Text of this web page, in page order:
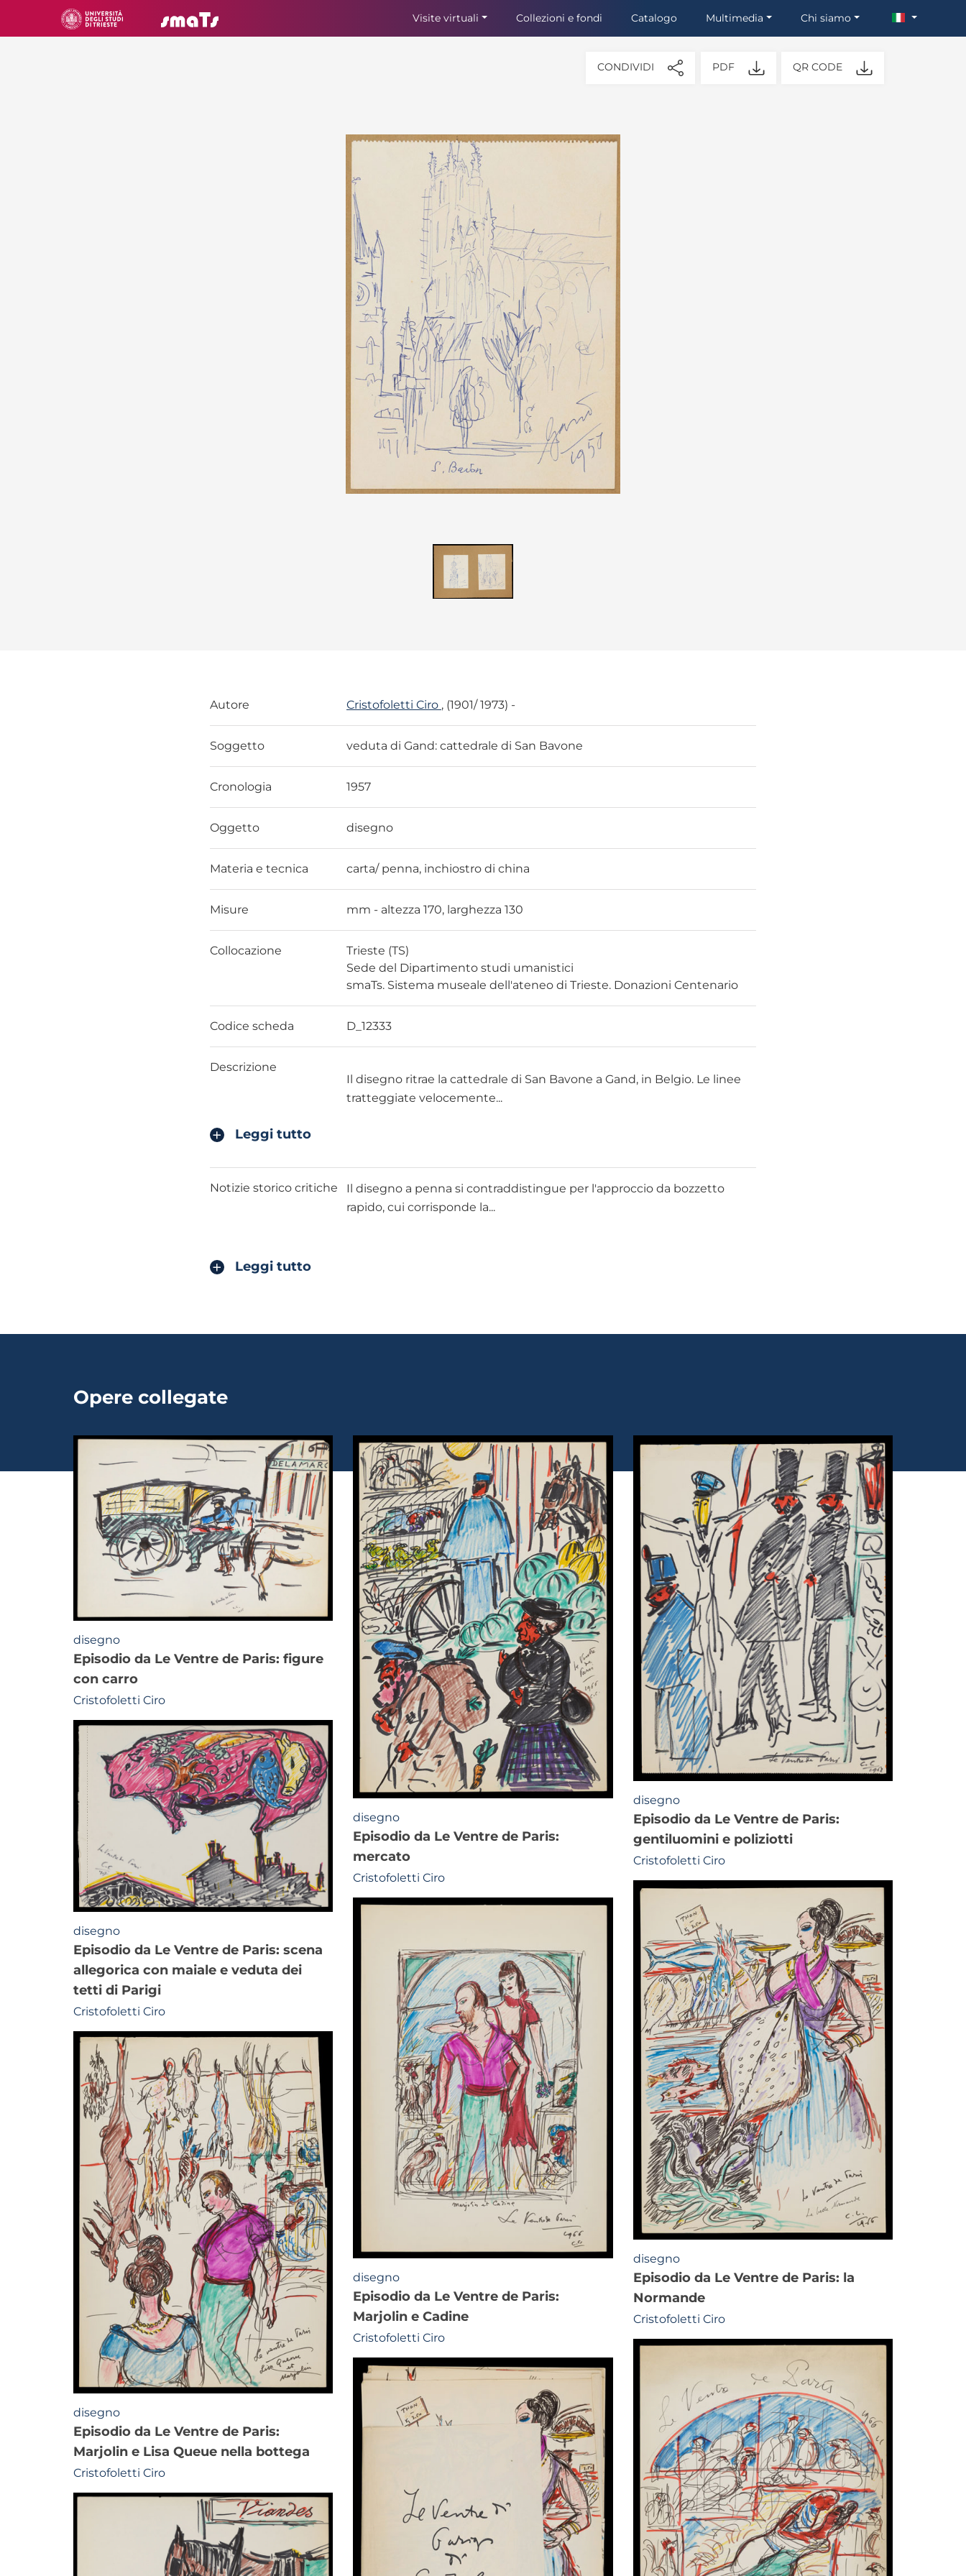
Visite virtuali Collezioni e fondi Catalogo Multimedia Chi siamo
CONDIVIDI PDF QR CODE
Autore Cristofoletti Ciro , (1901/ 1973) -
Soggetto veduta di Gand: cattedrale di San Bavone
Cronologia 1957
Oggetto disegno
Materia e tecnica carta/ penna, inchiostro di china
Misure mm - altezza 170, larghezza 130
Collocazione
Trieste (TS)
Sede del Dipartimento studi umanistici
smaTs. Sistema museale dell'ateneo di Trieste. Donazioni Centenario
Codice scheda D_12333
Descrizione
Il disegno ritrae la cattedrale di San Bavone a Gand, in Belgio. Le linee
tratteggiate velocemente...
Leggi tutto
Notizie storico critiche
Il disegno a penna si contraddistingue per l'approccio da bozzetto
rapido, cui corrisponde la...
Leggi tutto
Opere collegate
disegno
episodio da Le Ventre de Paris: figure
con carro
Cristofoletti Ciro
disegno
episodio da Le Ventre de Paris: scena
allegorica con maiale e veduta dei
tetti di Parigi
Cristofoletti Ciro
disegno
episodio da Le Ventre de Paris:
Marjolin e Lisa Queue nella bottega
Cristofoletti Ciro
disegno
episodio da Le Ventre de Paris:
mercato
Cristofoletti Ciro
disegno
episodio da Le Ventre de Paris:
Marjolin e Cadine
Cristofoletti Ciro
disegno
episodio da Le Ventre de Paris:
gentiluomini e poliziotti
Cristofoletti Ciro
disegno
episodio da Le Ventre de Paris: la
Normande
Cristofoletti Ciro